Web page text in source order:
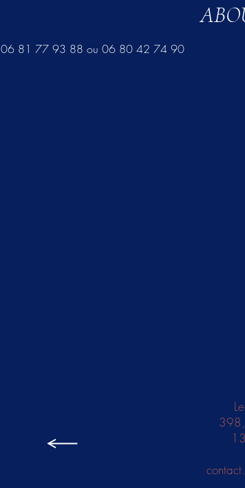
06 81 77 93 88 ou 06 80 42 74 90
398,